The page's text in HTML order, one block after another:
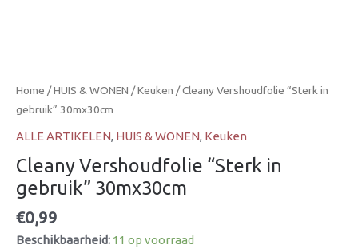
Home /HUIS & WONEN /Keuken / Cleany Vershoudfolie “Sterk in
gebruik” 30mx30cm
ALLE ARTIKELEN, HUIS & WONEN, Keuken
Cleany Vershoudfolie “Sterk in
gebruik” 30mx30cm
€0,99
Beschikbaarheid: 11 op voorraad